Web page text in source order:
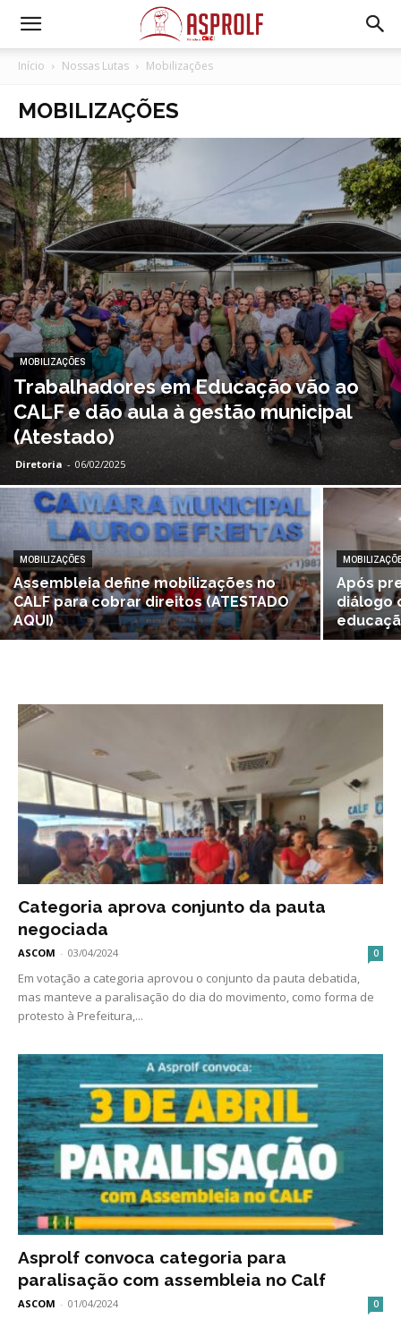
Início Nossas Lutas Mobilizações
MOBILIZAÇÕES
MOBILIZAÇÕES
Trabalhadores em Educação vão ao
CALF e dão aula à gestão municipal
(Atestado)
Diretoria - 06/02/2025
MOBILIZAÇÕES
Assembleia define mobilizações no
CALF para cobrar direitos (ATESTADO
AQUI)
Após
diálogo
Categoria aprova conjunto da pauta
negociada
ASCOM - 03/04/2024 0
Em votação a categoria aprovou o conjunto da pauta debatida,
mas manteve a paralisação do dia do movimento, como forma de
protesto à Prefeitura,...
Asprolf convoca categoria para
paralisação com assembleia no Calf
ASCOM - 01/04/2024 0